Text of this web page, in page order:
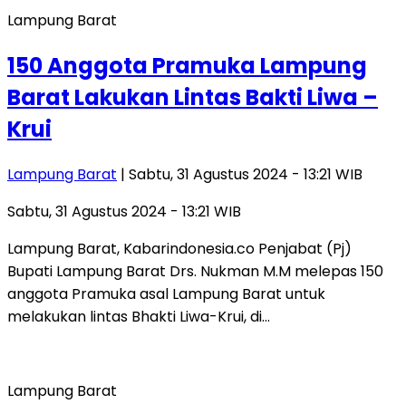
Lampung Barat
150 Anggota Pramuka Lampung
Barat Lakukan Lintas Bakti Liwa –
Krui
Lampung Barat | Sabtu, 31 Agustus 2024 - 13:21 WIB
Sabtu, 31 Agustus 2024 - 13:21 WIB
Lampung Barat, Kabarindonesia.co Penjabat (Pj)
Bupati Lampung Barat Drs. Nukman M.M melepas 150
anggota Pramuka asal Lampung Barat untuk
melakukan lintas Bhakti Liwa-Krui, di…
Lampung Barat